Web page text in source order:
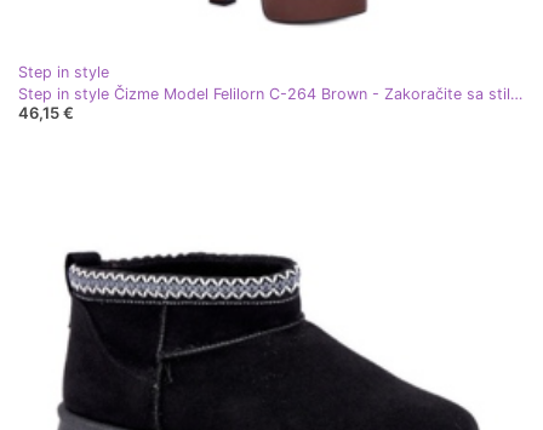
Step in style
Step in style Čizme Model Felilorn C-264 Brown - Zakoračite sa stilom smeđa
46,15 €